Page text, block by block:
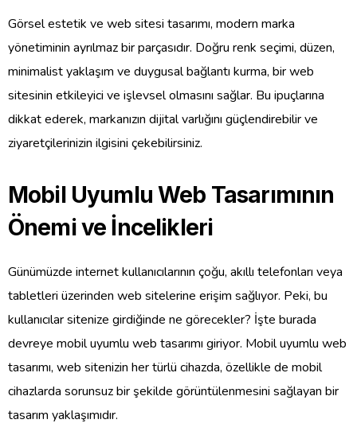
Görsel estetik ve web sitesi tasarımı, modern marka
yönetiminin ayrılmaz bir parçasıdır. Doğru renk seçimi, düzen,
minimalist yaklaşım ve duygusal bağlantı kurma, bir web
sitesinin etkileyici ve işlevsel olmasını sağlar. Bu ipuçlarına
dikkat ederek, markanızın dijital varlığını güçlendirebilir ve
ziyaretçilerinizin ilgisini çekebilirsiniz.
Mobil Uyumlu Web Tasarımının
Önemi ve İncelikleri
Günümüzde internet kullanıcılarının çoğu, akıllı telefonları veya
tabletleri üzerinden web sitelerine erişim sağlıyor. Peki, bu
kullanıcılar sitenize girdiğinde ne görecekler? İşte burada
devreye mobil uyumlu web tasarımı giriyor. Mobil uyumlu web
tasarımı, web sitenizin her türlü cihazda, özellikle de mobil
cihazlarda sorunsuz bir şekilde görüntülenmesini sağlayan bir
tasarım yaklaşımıdır.